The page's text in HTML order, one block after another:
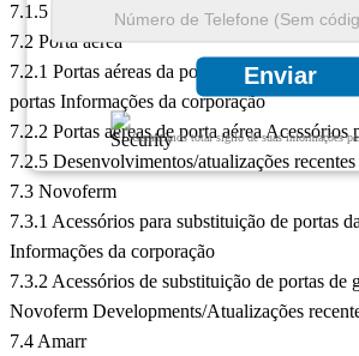
Enviar
Garantimos total sigilo de suas informações
7.1.5 Grupo Chamberlain Desenvolvimentos/
7.2 Porta aérea
7.2.1 Portas aéreas da porta de porta de
portas Informações da corporação
7.2.2 Portas aéreas de porta aérea Acessórios
7.2.5 Desenvolvimentos/atualizações
7.3 Novoferm
7.3.1 Acessórios para substituição de portas
Informações da corporação
7.3.2 Acessórios de substituição de portas de
Novoferm Developments/Atualizações
7.4 Amarr